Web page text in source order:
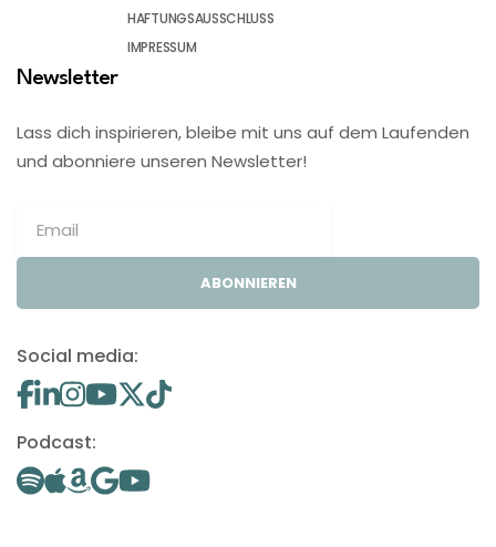
HAFTUNGSAUSSCHLUSS
IMPRESSUM
Newsletter
Lass dich inspirieren, bleibe mit uns auf dem Laufenden
und abonniere unseren Newsletter!
ABONNIEREN
Social media:
Podcast: